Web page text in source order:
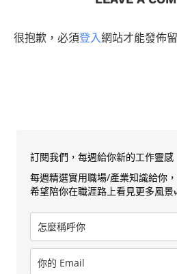
很抱歉，必須登入網站才能發佈
訂閱我們，每週給你新的工作靈感
每週精選實用職場/產業知識給你
希望陪你在職涯路上看見更多風景